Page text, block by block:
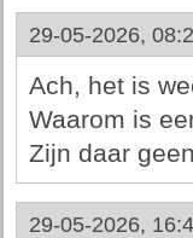
29-05-2026,
Ach, het is
Waarom is
Zijn daar
29-05-2026,